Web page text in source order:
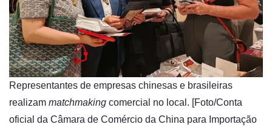
​Representantes de empresas chinesas e brasileiras
realizam matchmaking comercial no local. [Foto/Conta
oficial da Câmara de Comércio da China para Importação